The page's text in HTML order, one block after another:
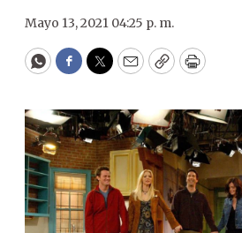
Mayo 13, 2021 04:25 p. m.
WhatsApp
Facebook
Twitter
EmailCopyPrint